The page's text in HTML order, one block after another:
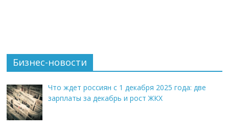
Бизнес-новости
Что ждет россиян с 1 декабря 2025 года: две
зарплаты за декабрь и рост ЖКХ